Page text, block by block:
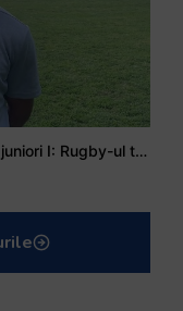
Mohamed Salhi, vicecampion național juniori I: Rugby-ul te învață să accepți și înfrângerile